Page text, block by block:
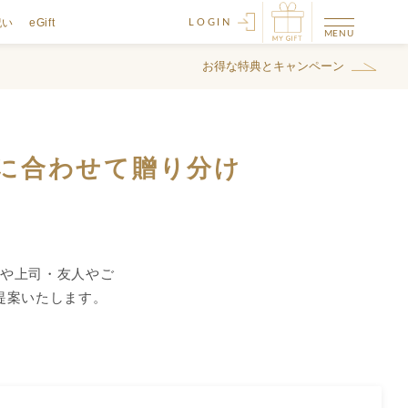
eGift LOGIN
お得な特典とキャンペーン
合わせて贈り分け
上司・友人やご
いたします。